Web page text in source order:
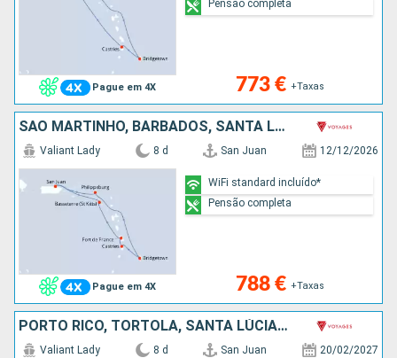
Pague em 4X 773 € +Taxas
Pensão completa
SÃO MARTINHO, BARBADOS, SANTA LÚCIA, MARTINICA, PORTO RICO
Pague em 4X
Valiant Lady 8 d San Juan 12/12/2026
788 € +Taxas
WiFi standard incluído*
Pensão completa
PORTO RICO, TORTOLA, SANTA LÚCIA, BARBADOS, DOMINICA, SÃO MARTINHO
Valiant Lady 8 d San Juan 20/02/2027